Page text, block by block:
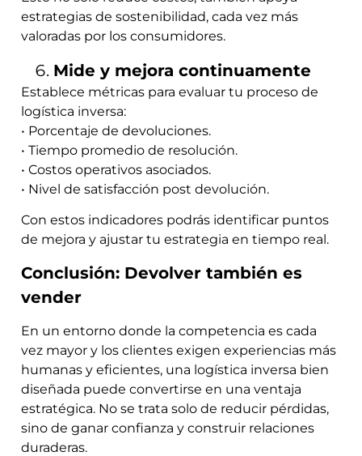
estrategias de sostenibilidad, cada vez más
valoradas por los consumidores.
Mide y mejora continuamente
Establece métricas para evaluar tu proceso de
logística inversa:
• Porcentaje de devoluciones.
• Tiempo promedio de resolución.
• Costos operativos asociados.
• Nivel de satisfacción post devolución.
Con estos indicadores podrás identificar puntos
de mejora y ajustar tu estrategia en tiempo real.
Conclusión: Devolver también es
vender
En un entorno donde la competencia es cada
vez mayor y los clientes exigen experiencias más
humanas y eficientes, una logística inversa bien
diseñada puede convertirse en una ventaja
estratégica. No se trata solo de reducir pérdidas,
sino de ganar confianza y construir relaciones
duraderas.